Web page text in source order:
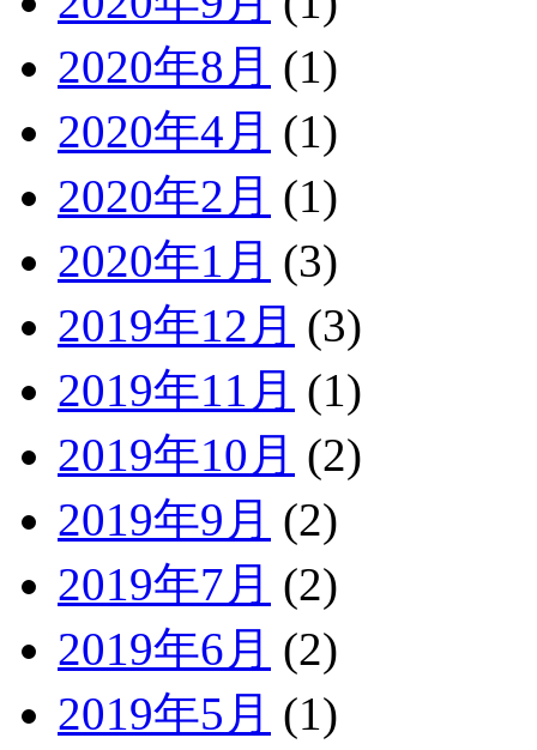
2020年8月 (1)
2020年4月 (1)
2020年2月 (1)
2020年1月 (3)
2019年12月 (3)
2019年11月 (1)
2019年10月 (2)
2019年9月 (2)
2019年7月 (2)
2019年6月 (2)
2019年5月 (1)